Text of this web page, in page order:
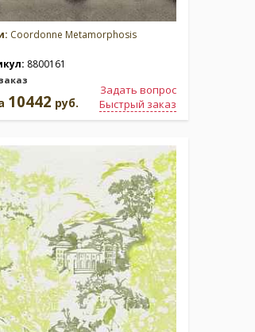
Coordonne Metamorphosis
8800161
Задать вопрос
Быстрый заказ
10442 руб.